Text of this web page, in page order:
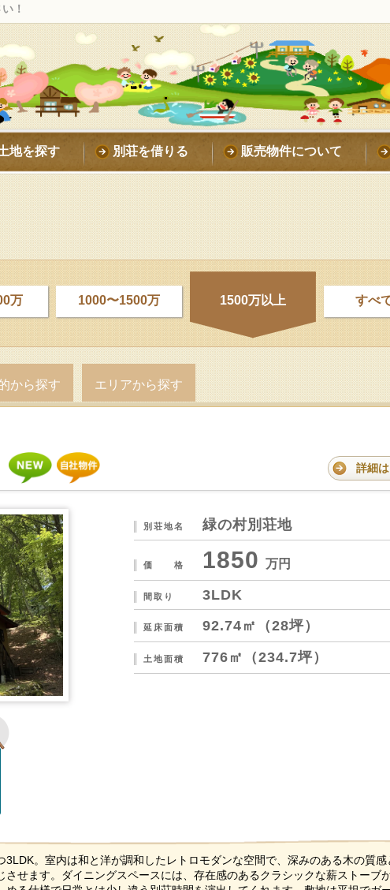
！
地を探す 別荘を借りる 販売物件について
万 1000〜1500万 1500万以上 すべ
から探す エリアから探す
詳細
別荘地名 緑の村別荘地
価 格 1850 万円
間取り 3LDK
延床面積 92.74㎡（28坪）
土地面積 776㎡（234.7坪）
。室内は和と洋が調和したレトロモダンな空間で、深みのある木の質感
させます。ダイニングスペースには、存在感のあるクラシックな薪ストーブ